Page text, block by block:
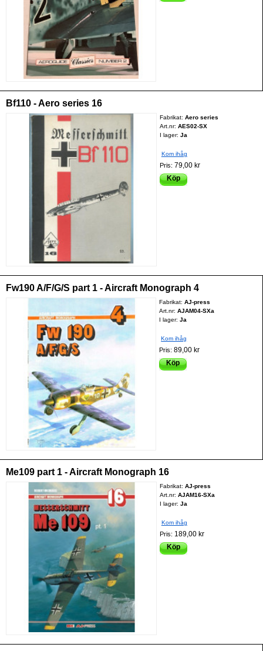
Bf110 - Aero series 16
Fabrikat: Aero series
Art.nr: AES02-SX
I lager: Ja
Kom ihåg
Pris: 79,00 kr
Köp
Fw190 A/F/G/S part 1 - Aircraft Monograph 4
Fabrikat:AJ-press
Art.nr:AJAM04-SXa
I lager: Ja
Kom ihåg
Pris:89,00 kr
Köp
Me109 part 1 - Aircraft Monograph 16
Fabrikat: AJ-press
Art.nr: AJAM16-SXa
I lager: Ja
Kom ihåg
Pris: 189,00 kr
Köp